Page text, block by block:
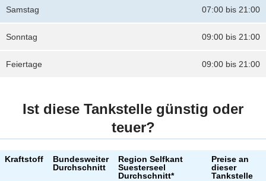
07:00 bis 21:00
Samstag
09:00 bis 21:00
Sonntag
09:00 bis 21:00
Feiertage
Ist diese Tankstelle günstig oder
teuer?
Kraftstoff
Bundesweiter
Durchschnitt
Region Selfkant
Suesterseel
Durchschnitt*
Preise an
dieser
Tankstelle